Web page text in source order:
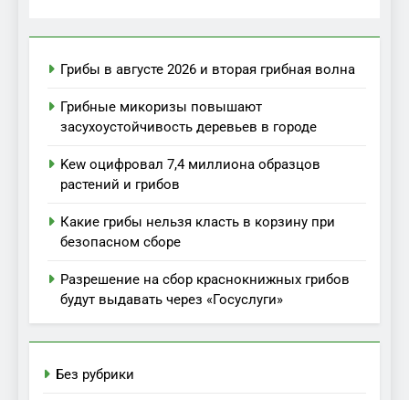
Грибы в августе 2026 и вторая грибная волна
Грибные микоризы повышают
засухоустойчивость деревьев в городе
Kew оцифровал 7,4 миллиона образцов
растений и грибов
Какие грибы нельзя класть в корзину при
безопасном сборе
Разрешение на сбор краснокнижных грибов
будут выдавать через «Госуслуги»
Без рубрики